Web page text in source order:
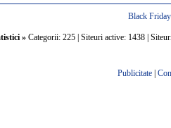
Black
»Categorii: 225 | Siteuri active: 1438 |
Publicitate|